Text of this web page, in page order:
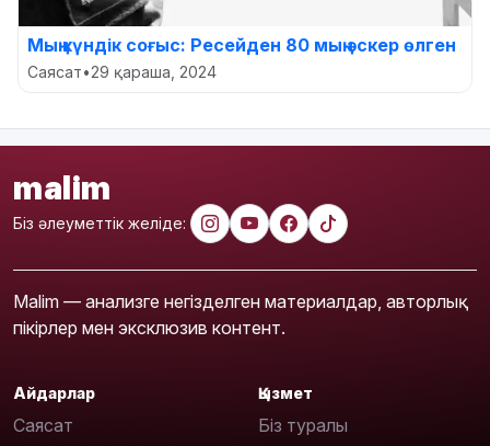
Мың күндік соғыс: Ресейден 80 мың әскер өлген
Саясат•29 қараша, 2024
malim
Біз әлеуметтік желіде:
Malim — анализге негізделген материалдар, авторлық
пікірлер мен эксклюзив контент.
Айдарлар
Саясат
Қызмет
Біз туралы